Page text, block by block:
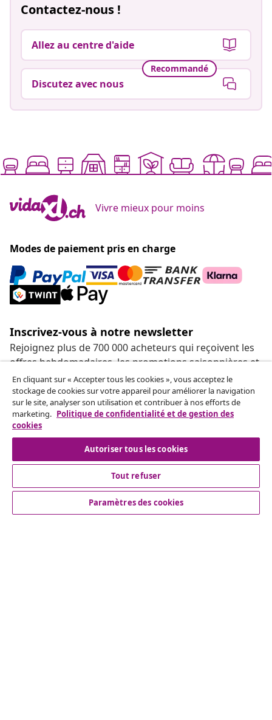
Contactez-nous !
Allez au centre d'aide
Recommandé
Discutez avec nous
Vivre mieux pour moins
Modes de paiement pris en charge
Inscrivez-vous à notre newsletter
Rejoignez plus de 700 000 acheteurs qui reçoivent les
offres hebdomadaires, les promotions saisonnières et
les nouveautés de vidaXL.
Nos comptes de réseaux sociaux
Entreprises
En cliquant sur « Accepter tous les cookies », vous acceptez le
stockage de cookies sur votre appareil pour améliorer la navigation
sur le site, analyser son utilisation et contribuer à nos efforts de
marketing. Politique de confidentialité et de gestion des
cookies
Autoriser tous les cookies
Tout refuser
Paramètres des cookies